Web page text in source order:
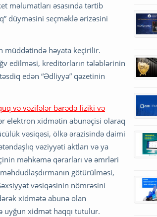
məlumatları əsasında tərtib
düyməsini seçməklə ərizəsini
müddətində həyata keçirilir.
edilməsi, kreditorların tələblərinin
edən “Ədliyyə” qəzetinin
və vəzifələr barədə fiziki və
elektron xidmətin abunəçisi olaraq
vəsiqəsi, ölkə ərazisində daimi
vəziyyəti aktları və ya
məhkəmə qərarları və əmrləri
götürülməsi,
vəsiqəsinin nömrəsini
xidmətə abunə olan
uyğun xidmət haqqı tutulur.